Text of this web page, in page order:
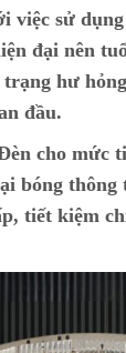
việc sử
đại nên
hư
đầu.
cho mức
bóng
tiết kiệm